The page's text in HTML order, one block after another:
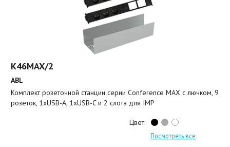
K46MAX/2
ABL
Комплект розеточной станции серии Conference MAX с лючком, 9
розеток, 1xUSB-A, 1xUSB-C и 2 слота для IMP
Цвет:
Посмотреть все